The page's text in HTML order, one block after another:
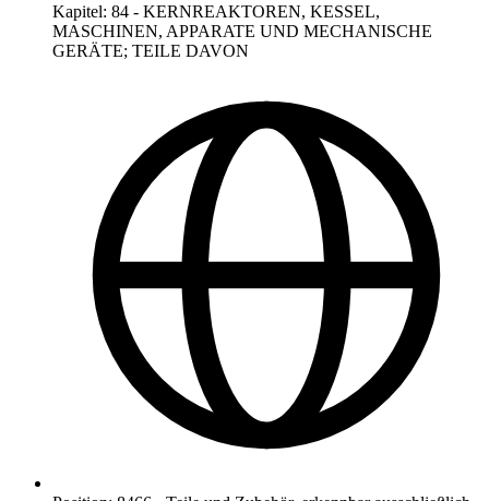
Kapitel: 84 - KERNREAKTOREN, KESSEL,
MASCHINEN, APPARATE UND MECHANISCHE
GERÄTE; TEILE DAVON